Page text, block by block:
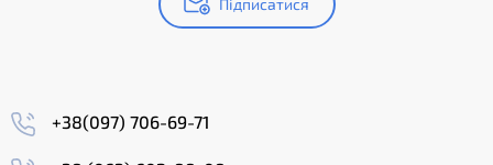
Підписатися
+38(097) 706-69-71